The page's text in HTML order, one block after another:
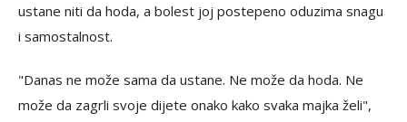
ustane niti da hoda, a bolest joj postepeno oduzima snagu
i samostalnost.
"Danas ne može sama da ustane. Ne može da hoda. Ne
može da zagrli svoje dijete onako kako svaka majka želi",